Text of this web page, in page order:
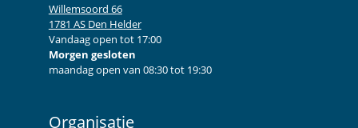
Willemsoord 66
1781 AS Den Helder
Vandaag open tot 17:00
Morgen gesloten
maandag open van 08:30 tot 19:30
Organisatie